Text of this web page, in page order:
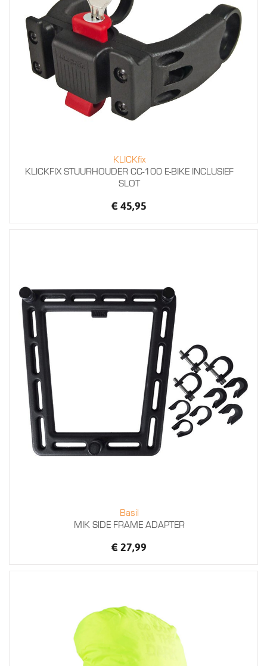
KLICKfix
KLICKFIX STUURHOUDER CC-100 E-BIKE INCLUSIEF
SLOT
€ 45,95
Basil
MIK SIDE FRAME ADAPTER
€ 27,99